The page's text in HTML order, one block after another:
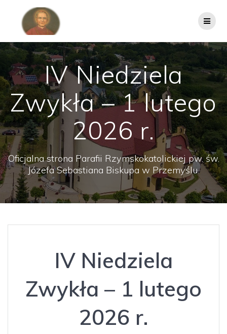
IV Niedziela
Zwykła – 1 lutego
2026 r.
Oficjalna strona Parafii Rzymskokatolickiej pw. św.
Józefa Sebastiana Biskupa w Przemyślu.
IV Niedziela
Zwykła – 1 lutego
2026 r.